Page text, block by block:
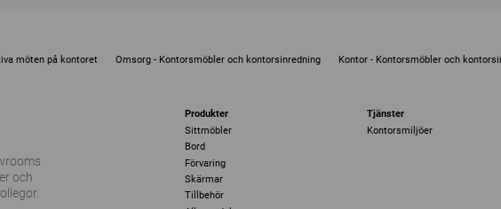
möten på kontoret Omsorg - Kontorsmöbler och kontorsinredning Kontor - Kontorsmöbler och
och
Produkter
Sittmöbler
Bord
Förvaring
Skärmar
Tillbehör
Tjänster
Kontorsmiljöer